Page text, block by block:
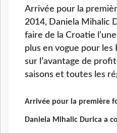
Arrivée pour la
2014, Daniela Mihalic
faire de la Croatie
plus en vogue pour les
sur l’avantage de
saisons et toutes les
Arrivée pour la première
Daniela Mihalic Durica a